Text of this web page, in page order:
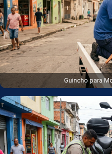
Guincho para